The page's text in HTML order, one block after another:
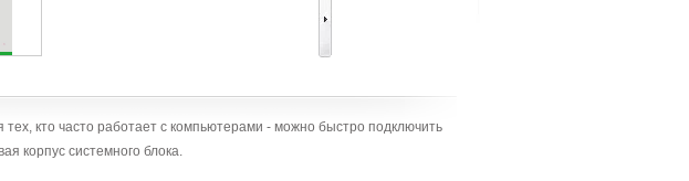
кто часто работает с компьютерами - можно быстро подключить
корпус системного блока.